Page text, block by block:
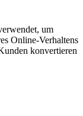
um
Online-Verhaltens
konvertieren